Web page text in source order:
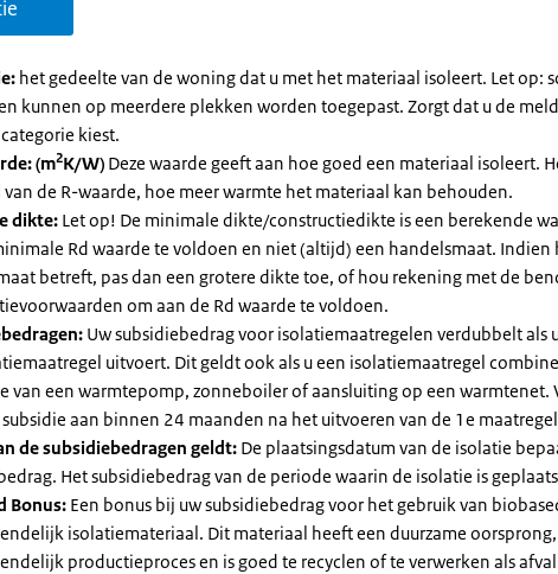
het gedeelte van de woning dat u met het materiaal isoleert. Let op:
kunnen op meerdere plekken worden toegepast. Zorgt dat u de
kiest.
(m2K/W) Deze waarde geeft aan hoe goed een materiaal isoleert.
van de R-waarde, hoe meer warmte het materiaal kan behouden.
dikte: Let op! De minimale dikte/constructiedikte is een berekende
Rd waarde te voldoen en niet (altijd) een handelsmaat. Indien
betreft, pas dan een grotere dikte toe, of hou rekening met de
om aan de Rd waarde te voldoen.
Uw subsidiebedrag voor isolatiemaatregelen verdubbelt als
uitvoert. Dit geldt ook als u een isolatiemaatregel
van een warmtepomp, zonneboiler of aansluiting op een warmtenet.
aan binnen 24 maanden na het uitvoeren van de 1e
de subsidiebedragen geldt: De plaatsingsdatum van de isolatie
Het subsidiebedrag van de periode waarin de isolatie is
Bonus: Een bonus bij uw subsidiebedrag voor het gebruik van
isolatiemateriaal. Dit materiaal heeft een duurzame oorsprong,
productieproces en is goed te recyclen of te verwerken als